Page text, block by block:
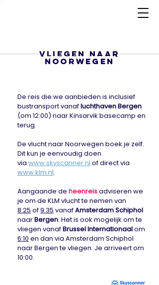
Vliegen naar
NOORWEGEN
De reis die we aanbieden is inclusief
bustransport vanafluchthaven Bergen
(om 12:00) naar Kinsarvik basecamp en
terug.
De vlucht naar Noorwegen boek je zelf.
Dit kun je eenvoudig doen
via www.skyscanner.nl of direct via
www.klm.nl.
Aangaande de heenreisadviseren we
je om de KLM vlucht te nemen van
8:25 of9:35 vanafAmsterdam Schiphol
naarBergen. Het is ook mogelijk om te
vliegen vanafBrussel Internationaalom
6:10 en dan via Amsterdam Schiphol
naar Bergen te vliegen. Je arriveert om
10:00.